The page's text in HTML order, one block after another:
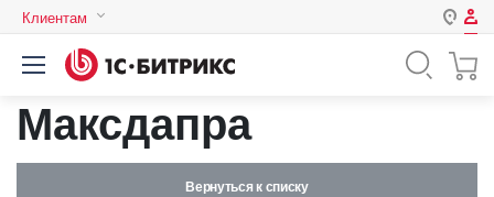
Клиентам
Авторизация
Логин
Максдапра
Вернуться к списку